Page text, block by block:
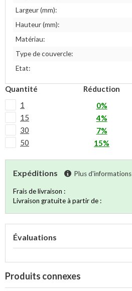
Largeur (mm):
Hauteur (mm):
Matériau:
Type de couvercle:
Etat:
Quantité Réduction
1 0%
15
4%
30
7%
50
15%
Expéditions Plus d'informations
Frais de livraison :
Livraison gratuite à partir de :
Évaluations
Produits connexes